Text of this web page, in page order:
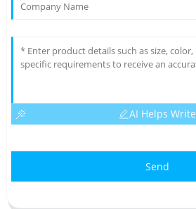
AI Helps Write
Send